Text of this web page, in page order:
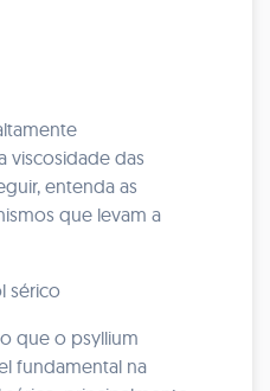
viscosidade das
entenda as
que levam a
sérico
que o psyllium
fundamental na